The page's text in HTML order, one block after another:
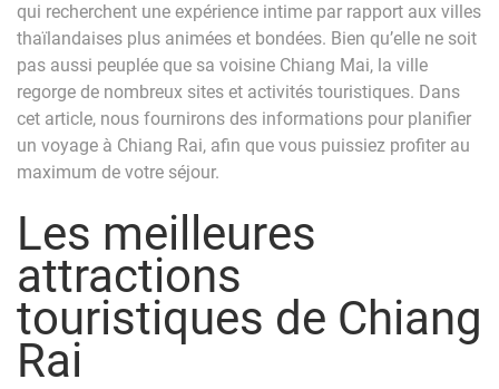
qui recherchent une expérience intime par rapport aux villes
thaïlandaises plus animées et bondées. Bien qu’elle ne soit
pas aussi peuplée que sa voisine Chiang Mai, la ville
regorge de nombreux sites et activités touristiques. Dans
cet article, nous fournirons des informations pour planifier
un voyage à Chiang Rai, afin que vous puissiez profiter au
maximum de votre séjour.
Les meilleures
attractions
touristiques de Chiang
Rai